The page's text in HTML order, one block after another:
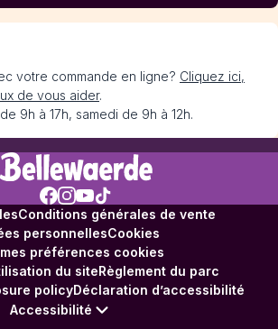
votre commande en ligne? Cliquez ici,
de vous aider.
9h à 17h, samedi de 9h à 12h.
Conditions générales de vente
personnellesCookies
préférences cookies
du siteRèglement du parc
policyDéclaration d’accessibilité
Accessibilité